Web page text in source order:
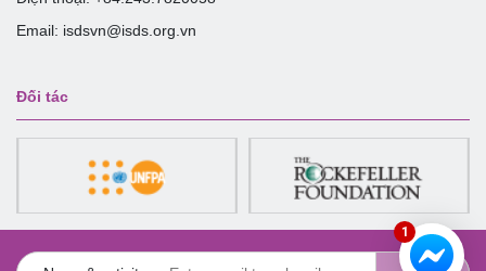
1
Email: isdsvn@isds.org.vn
Đối tác